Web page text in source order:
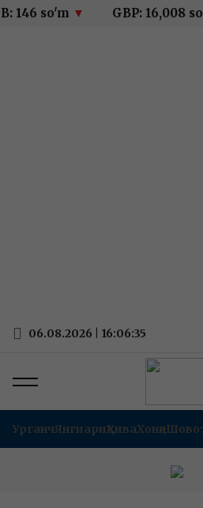
146 so'm▼ GBP: 16,008
06.08.2026 | 16:06:35
УрганчЯнгиариқХиваХонқа